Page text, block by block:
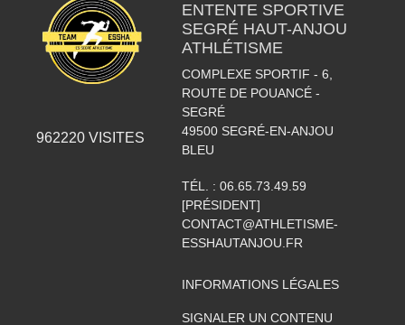
962220 VISITES
ENTENTE SPORTIVE
SEGRÉ HAUT-ANJOU
ATHLÉTISME
COMPLEXE SPORTIF - 6,
ROUTE DE POUANCÉ -
SEGRÉ
49500 SEGRÉ-EN-ANJOU
BLEU
TÉL. : 06.65.73.49.59
[PRÉSIDENT]
CONTACT@ATHLETISME-
ESSHAUTANJOU.FR
INFORMATIONS LÉGALES
SIGNALER UN CONTENU